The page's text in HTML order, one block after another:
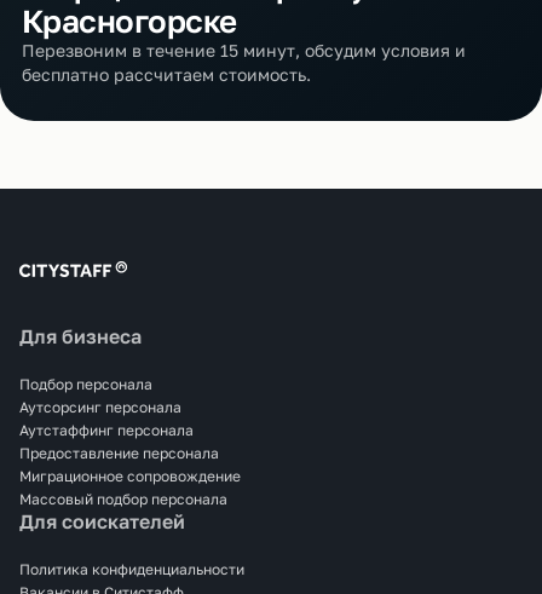
Красногорске
Перезвоним в течение 15 минут, обсудим условия и
бесплатно рассчитаем стоимость.
Для бизнеса
Подбор персонала
Аутсорсинг персонала
Аутстаффинг персонала
Предоставление персонала
Миграционное сопровождение
Массовый подбор персонала
Для соискателей
Политика конфиденциальности